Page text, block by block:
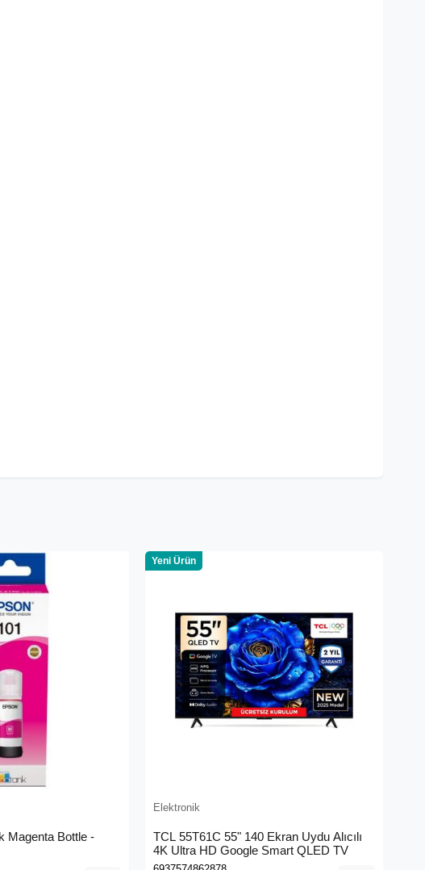
Magenta Bottle -
Elektronik
TCL 55T61C 55" 140 Ekran Uydu Alıcılı
4K Ultra HD Google Smart QLED TV
Yeni Ürün